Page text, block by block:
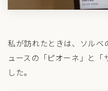
私が訪れたときは、ソルベ
ュースの「ピオーネ」と「
した。